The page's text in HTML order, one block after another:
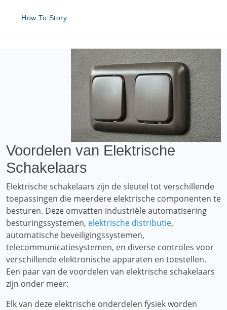
How To Story
Voordelen van Elektrische
Schakelaars
Elektrische schakelaars zijn de sleutel tot verschillende
toepassingen die meerdere elektrische componenten te
besturen. Deze omvatten industriële automatisering
besturingssystemen, elektrische distributie,
automatische beveiligingssystemen,
telecommunicatiesystemen, en diverse controles voor
verschillende elektronische apparaten en toestellen.
Een paar van de voordelen van elektrische schakelaars
zijn onder meer:
Elk van deze elektrische onderdelen fysiek worden